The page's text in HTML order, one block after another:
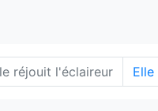
réjouit l'éclaireur